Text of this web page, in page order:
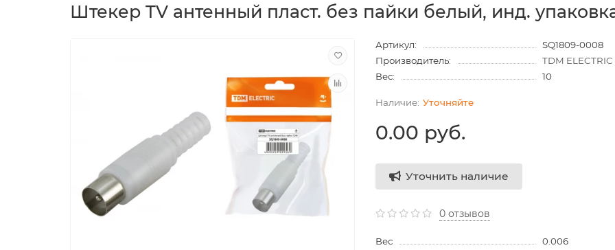
Штекер TV антенный пласт. без пайки белый, инд.
Артикул:
SQ1809-0008
Производитель:
TDM ELECTRIC
Вес:
10
Уточняйте
0.00 руб.
Уточнить наличие
0 отзывов
Вес
0.006